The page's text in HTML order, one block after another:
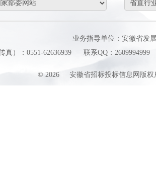
业务指导单位：安徽省发
真）：0551-62636939
联系QQ：2609994999
© 2026 安徽省招标投标信息网版